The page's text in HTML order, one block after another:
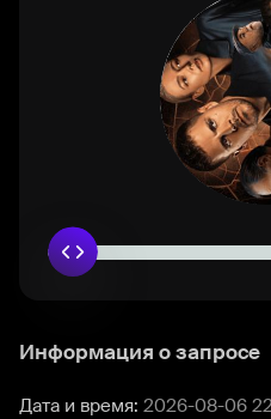
Информация о запросе
Дата и время: 2026-08-06